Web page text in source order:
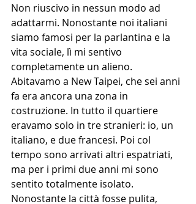
Non riuscivo in nessun modo ad
adattarmi. Nonostante noi italiani
siamo famosi per la parlantina e la
vita sociale, lì mi sentivo
completamente un alieno.
Abitavamo a New Taipei, che sei anni
fa era ancora una zona in
costruzione. In tutto il quartiere
eravamo solo in tre stranieri: io, un
italiano, e due francesi. Poi col
tempo sono arrivati altri espatriati,
ma per i primi due anni mi sono
sentito totalmente isolato.
Nonostante la città fosse pulita,